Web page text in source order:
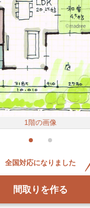
1階の画像
全国対応になりました
間取りを作る